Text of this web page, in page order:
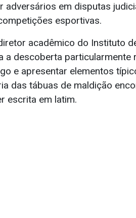
adversários em disputas
esportivas.
acadêmico do Instituto
a descoberta particularmente
e apresentar elementos
das tábuas de maldição
escrita em latim.